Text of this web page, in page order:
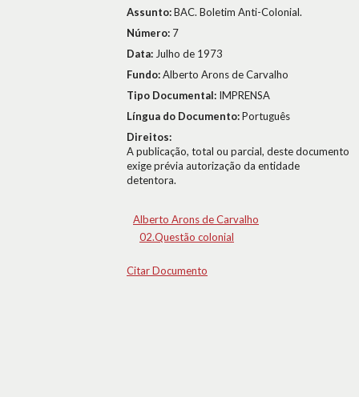
Assunto:BAC. Boletim Anti-Colonial.
Número: 7
Data: Julho de 1973
Fundo:Alberto Arons de Carvalho
Tipo Documental: IMPRENSA
Língua do Documento:Português
Direitos:
A publicação, total ou parcial, deste documento
exige prévia autorização da entidade
detentora.
Alberto Arons de Carvalho
02.Questão colonial
Citar Documento